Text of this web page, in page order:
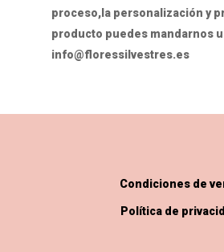
proceso,la personalización y
producto puedes mandarnos
info@floressilvestres.es
Condiciones de
Política de